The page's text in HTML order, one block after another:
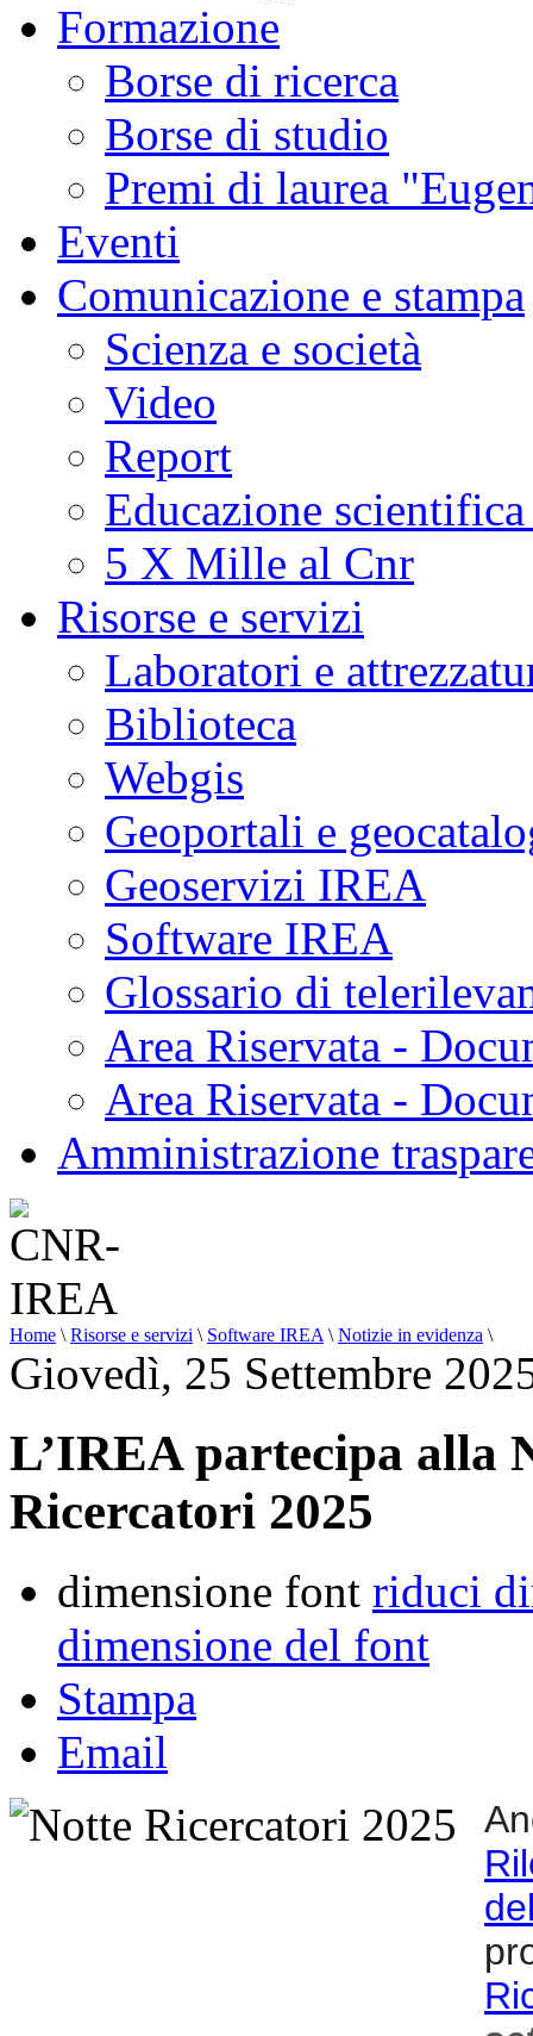
Formazione
Borse di ricerca
Borse di studio
Premi di laurea
Eventi
Comunicazione e stampa
Scienza e società
Video
Report
Educazione
5 X Mille al Cnr
Risorse e servizi
Laboratori e
Biblioteca
Webgis
Geoportali e
Geoservizi IREA
Software IREA
Glossario di
Area Riservata -
Area Riservata -
Amministrazione
Home \ Risorse e servizi \ Software IREA \ Notizie in evidenza \
Giovedì, 25 Settembre
L’IREA partecipa alla
Ricercatori 2025
dimensione font riduci
dimensione del font
Stampa
Email